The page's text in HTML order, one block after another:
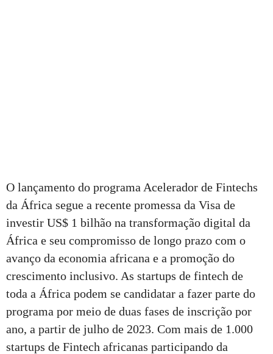
O lançamento do programa Acelerador de Fintechs
da África segue a recente promessa da Visa de
investir US$ 1 bilhão na transformação digital da
África e seu compromisso de longo prazo com o
avanço da economia africana e a promoção do
crescimento inclusivo. As startups de fintech de
toda a África podem se candidatar a fazer parte do
programa por meio de duas fases de inscrição por
ano, a partir de julho de 2023. Com mais de 1.000
startups de Fintech africanas participando da